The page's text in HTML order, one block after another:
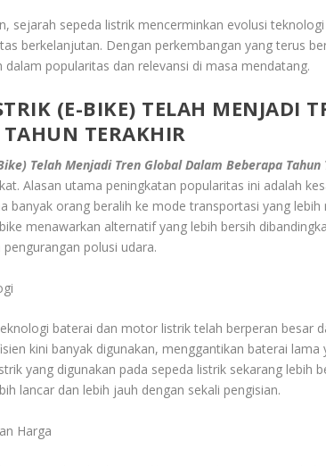
sejarah sepeda listrik mencerminkan evolusi
berkelanjutan. Dengan perkembangan yang terus
dalam popularitas dan relevansi di masa mendatang.
(E-BIKE) TELAH MENJADI
TAHUN TERAKHIR
Telah Menjadi Tren Global Dalam Beberapa
Alasan utama peningkatan popularitas ini adalah
banyak orang beralih ke mode transportasi yang
menawarkan alternatif yang lebih bersih
polusi udara.
baterai dan motor listrik telah berperan besar
kini banyak digunakan, menggantikan baterai
yang digunakan pada sepeda listrik sekarang lebih
lancar dan lebih jauh dengan sekali pengisian.
Harga